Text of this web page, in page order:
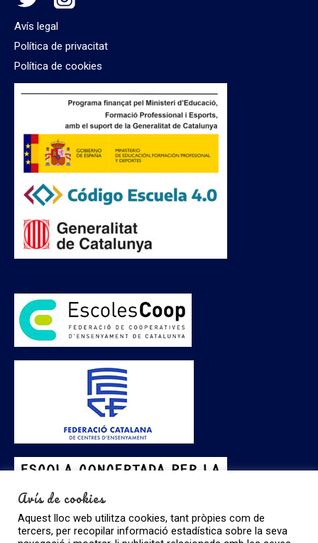
Avís legal
Política de privacitat
Política de cookies
Avís de cookies
Aquest lloc web utilitza cookies, tant pròpies com de
tercers, per recopilar informació estadística sobre la seva